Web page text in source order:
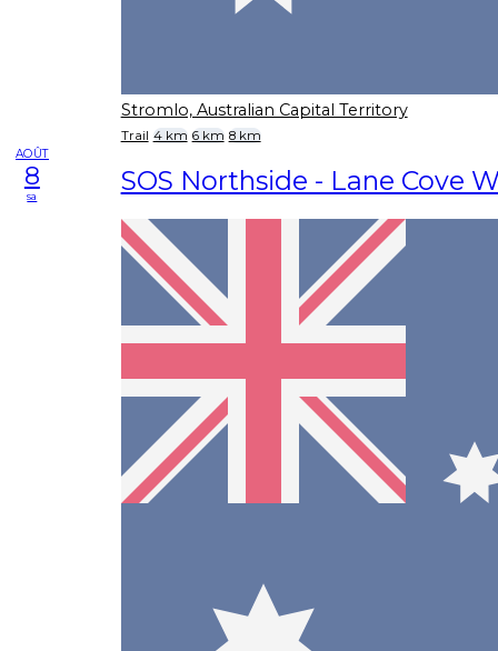
Stromlo, Australian Capital Territory
Trail 4 km 6 km 8 km
AOÛT
8
sa SOS Northside - Lane Cove